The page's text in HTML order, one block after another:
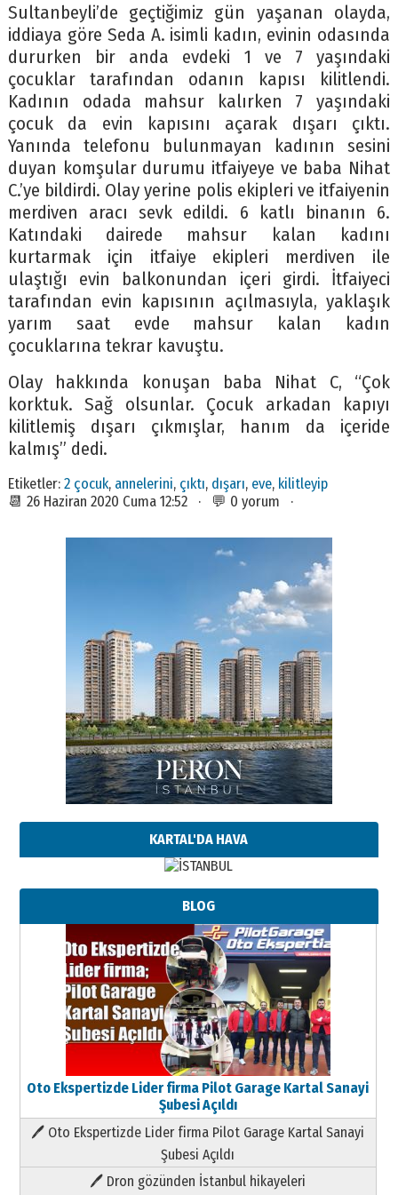
Sultanbeyli’de geçtiğimiz gün yaşanan olayda,
iddiaya göre Seda A. isimli kadın, evinin odasında
dururken bir anda evdeki 1 ve 7 yaşındaki
çocuklar tarafından odanın kapısı kilitlendi.
Kadının odada mahsur kalırken 7 yaşındaki
çocuk da evin kapısını açarak dışarı çıktı.
Yanında telefonu bulunmayan kadının sesini
duyan komşular durumu itfaiyeye ve baba Nihat
C.’ye bildirdi. Olay yerine polis ekipleri ve itfaiyenin
merdiven aracı sevk edildi. 6 katlı binanın 6.
Katındaki dairede mahsur kalan kadını
kurtarmak için itfaiye ekipleri merdiven ile
ulaştığı evin balkonundan içeri girdi. İtfaiyeci
tarafından evin kapısının açılmasıyla, yaklaşık
yarım saat evde mahsur kalan kadın
çocuklarına tekrar kavuştu.
Olay hakkında konuşan baba Nihat C, “Çok
korktuk. Sağ olsunlar. Çocuk arkadan kapıyı
kilitlemiş dışarı çıkmışlar, hanım da içeride
kalmış” dedi.
Etiketler: 2 çocuk, annelerini, çıktı, dışarı, eve, kilitleyip
📆 26 Haziran 2020 Cuma 12:52 · 💬 0 yorum ·
KARTAL'DA HAVA
BLOG
Oto Ekspertizde Lider firma Pilot Garage Kartal Sanayi
Şubesi Açıldı
🖊 Oto Ekspertizde Lider firma Pilot Garage Kartal Sanayi
Şubesi Açıldı
🖊 Dron gözünden İstanbul hikayeleri